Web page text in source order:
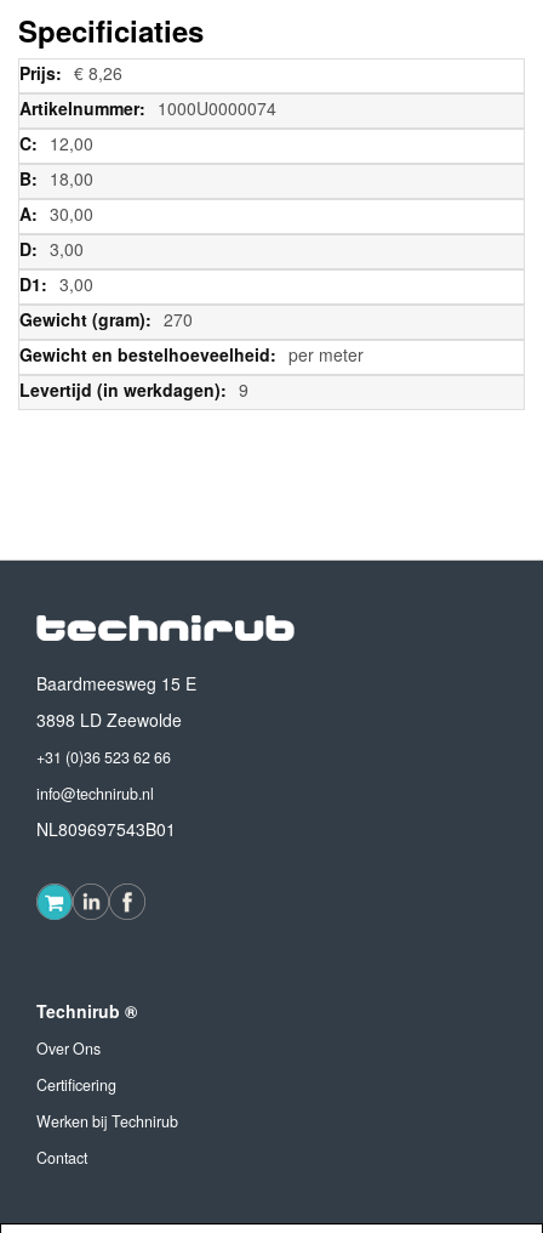
Specificiaties
Meer
informatie
€ 8,26
1000U0000074
12,00
18,00
30,00
3,00
3,00
270
per meter
9
Baardmeesweg 15 E
3898 LD Zeewolde
+31 (0)36 523 62 66
info@technirub.nl
NL809697543B01
Technirub ®
Over Ons
Certificering
Werken bij Technirub
Contact